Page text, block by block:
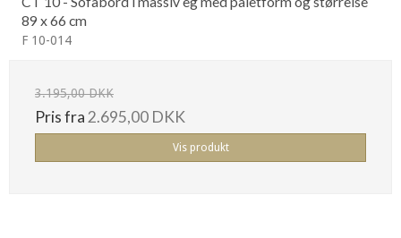
89 x 66 cm
F 10-014
3.195,00 DKK
Pris fra 2.695,00 DKK
Vis produkt